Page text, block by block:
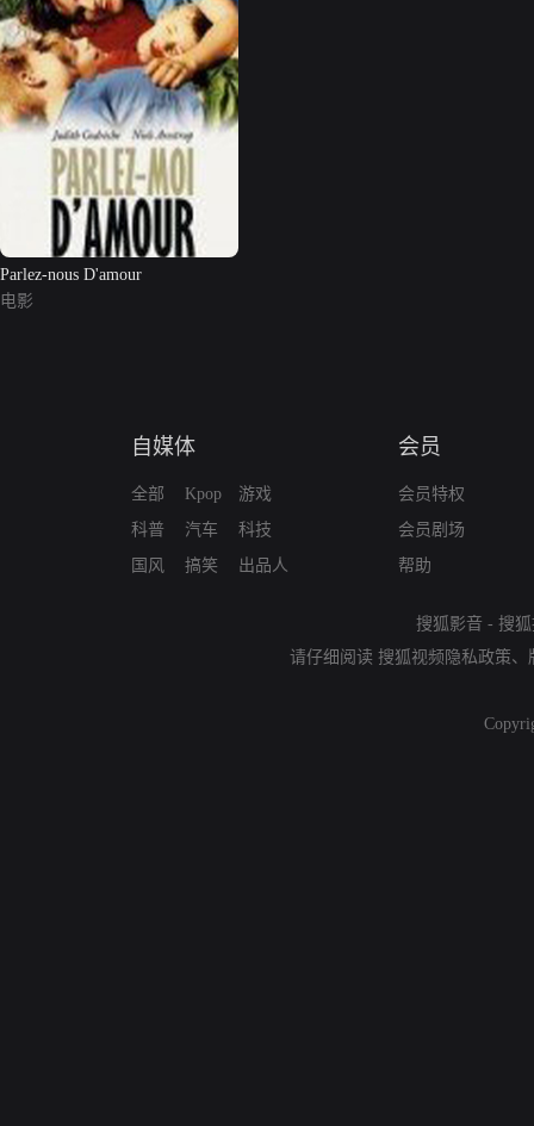
Parlez-nous D'amour
电影
自媒体
全部
科普
国风
Kpop
汽车
搞笑
游戏
科技
出品人
会员
会员特权
会员剧场
帮助
搜狐影音 - 搜
请仔细阅读 搜狐视频隐私政策、